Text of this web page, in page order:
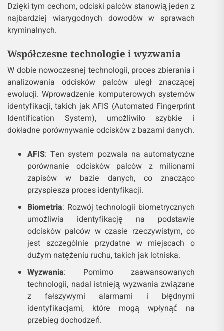
Dzięki tym cechom, odciski palców stanowią jeden z
najbardziej wiarygodnych dowodów w sprawach
kryminalnych.
Współczesne technologie i wyzwania
W dobie nowoczesnej technologii, proces zbierania i
analizowania odcisków palców uległ znaczącej
ewolucji. Wprowadzenie komputerowych systemów
identyfikacji, takich jak AFIS (Automated Fingerprint
Identification System), umożliwiło szybkie i
dokładne porównywanie odcisków z bazami danych.
AFIS: Ten system pozwala na automatyczne
porównanie odcisków palców z milionami
zapisów w bazie danych, co znacząco
przyspiesza proces identyfikacji.
Biometria: Rozwój technologii biometrycznych
umożliwia identyfikację na podstawie
odcisków palców w czasie rzeczywistym, co
jest szczególnie przydatne w miejscach o
dużym natężeniu ruchu, takich jak lotniska.
Wyzwania: Pomimo zaawansowanych
technologii, nadal istnieją wyzwania związane
z fałszywymi alarmami i błędnymi
identyfikacjami, które mogą wpłynąć na
przebieg dochodzeń.